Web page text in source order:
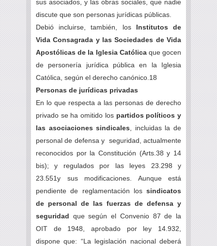
sus asociados, y las obras sociales, que nadie
discute que son personas jurídicas públicas.
Debió incluirse, también, los Institutos de
Vida Consagrada y las Sociedades de Vida
Apostólicas de la Iglesia Católicaque gocen
de personería jurídica pública en la Iglesia
Católica, según el derecho canónico.18
Personas de jurídicas privadas
En lo que respecta a las personas de derecho
privado se ha omitido los partidos políticos y
las asociaciones sindicales , incluidas la de
personal de defensa y seguridad, actualmente
reconocidos por la Constitución (Arts.38 y 14
bis); y regulados por las leyes 23.298 y
23.551y sus modificaciones. Aunque está
pendiente de reglamentación los sindicatos
de personal de las fuerzas de defensa y
seguridad que según el Convenio 87 de la
OIT de 1948, aprobado por ley 14.932,
dispone que: “La legislación nacional deberá